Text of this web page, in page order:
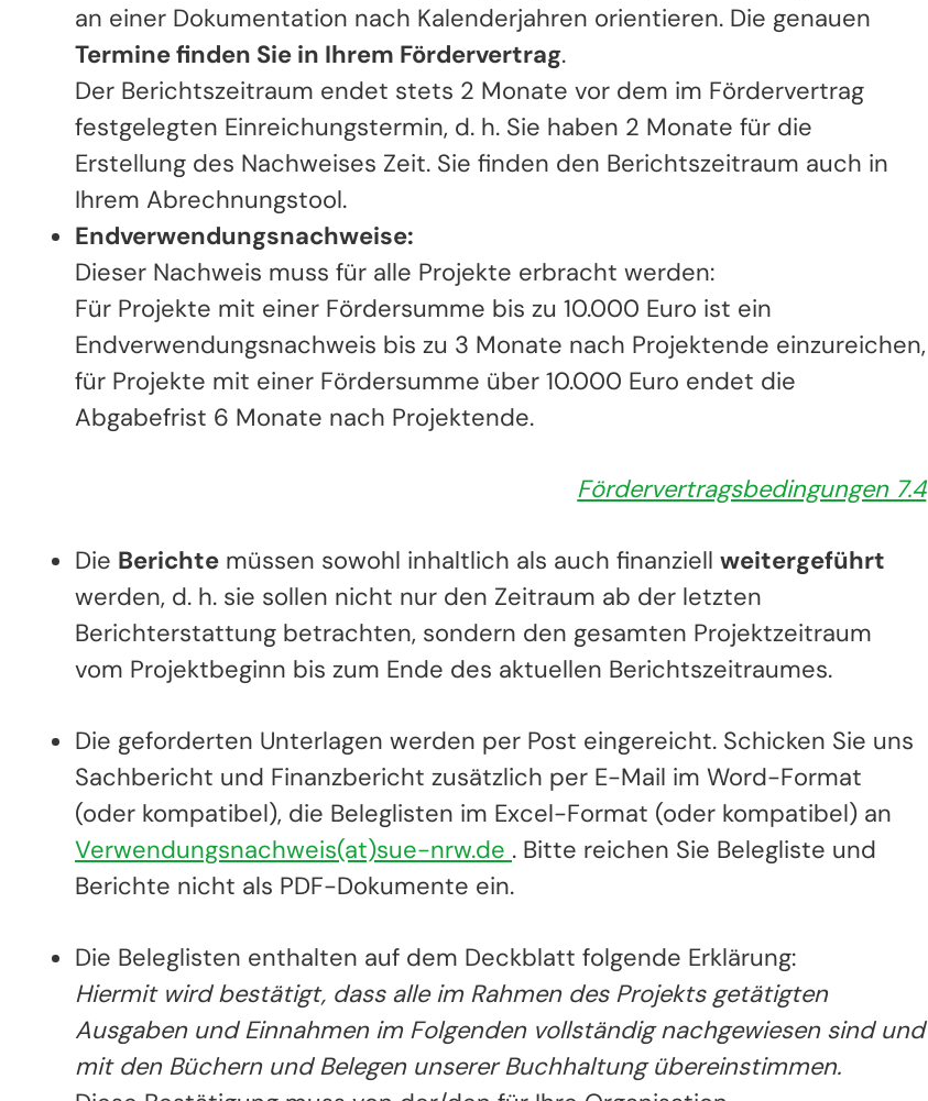
an einer Dokumentation nach Kalenderjahren orientieren. Die genauen
Termine finden Sie in Ihrem Fördervertrag.
Der Berichtszeitraum endet stets 2 Monate vor dem im Fördervertrag
festgelegten Einreichungstermin, d. h. Sie haben 2 Monate für die
Erstellung des Nachweises Zeit. Sie finden den Berichtszeitraum auch in
Ihrem Abrechnungstool.
Endverwendungsnachweise:
Dieser Nachweis muss für alle Projekte erbracht werden:
Für Projekte mit einer Fördersumme bis zu 10.000 Euro ist ein
Endverwendungsnachweis bis zu 3 Monate nach Projektende einzureichen,
für Projekte mit einer Fördersumme über 10.000 Euro endet die
Abgabefrist 6 Monate nach Projektende.
Fördervertragsbedingungen 7.4
Die Berichte müssen sowohl inhaltlich als auch finanziell weitergeführt
werden, d. h. sie sollen nicht nur den Zeitraum ab der letzten
Berichterstattung betrachten, sondern den gesamten Projektzeitraum
vom Projektbeginn bis zum Ende des aktuellen Berichtszeitraumes.
Die geforderten Unterlagen werden per Post eingereicht. Schicken Sie uns
Sachbericht und Finanzbericht zusätzlich per E-Mail im Word-Format
(oder kompatibel), die Beleglisten im Excel-Format (oder kompatibel) an
Verwendungsnachweis(at)sue-nrw.de . Bitte reichen Sie Belegliste und
Berichte nicht als PDF-Dokumente ein.
Die Beleglisten enthalten auf dem Deckblatt folgende Erklärung:
Hiermit wird bestätigt, dass alle im Rahmen des Projekts getätigten
Ausgaben und Einnahmen im Folgenden vollständig nachgewiesen sind und
mit den Büchern und Belegen unserer Buchhaltung übereinstimmen.